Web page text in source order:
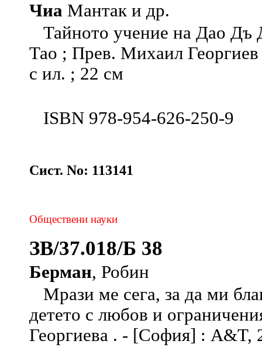
Чиа Мантак и др.
Тайното учение на Дао Дъ
Тао ; Прев. Михаил
с ил. ; 22 см
ISBN 978-954-626-250-9
Сист. No: 113141
Обществени науки
ЗВ/37.018/Б 38
Берман, Робин
Мрази ме сега, за да ми
дeтето с любов и
Георгиева . - [София] : A&T,